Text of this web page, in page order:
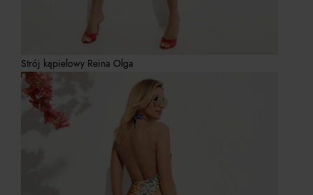
Strój kąpielowy Reina Olga